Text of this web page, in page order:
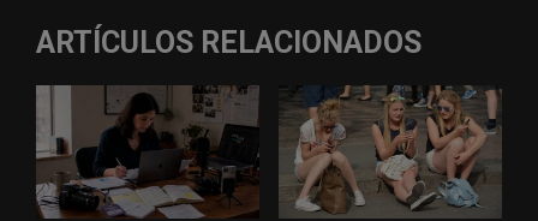
ARTÍCULOS RELACIONADOS